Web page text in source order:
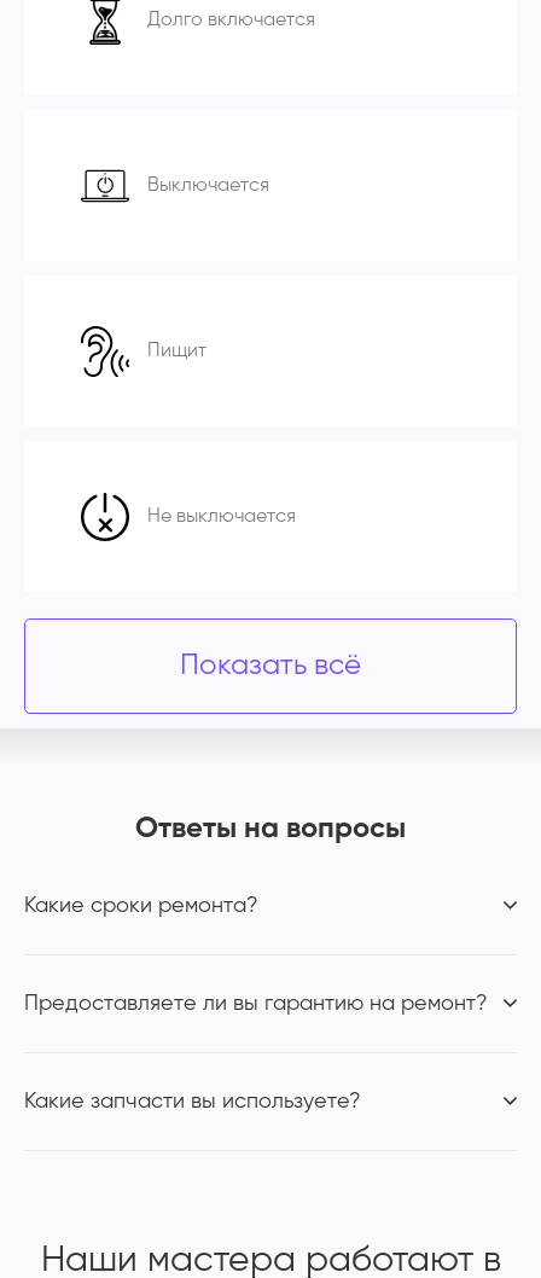
Долго включается
Выключается
Пищит
Не выключается
Показать всё
Ответы на вопросы
Какие сроки ремонта?
Предоставляете ли вы гарантию на ремонт?
Какие запчасти вы используете?
Наши мастера работают в